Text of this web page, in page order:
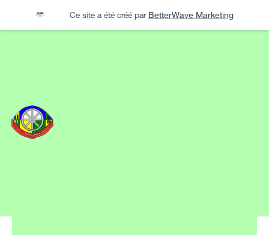
Ce site a été créé par BetterWave Marketing